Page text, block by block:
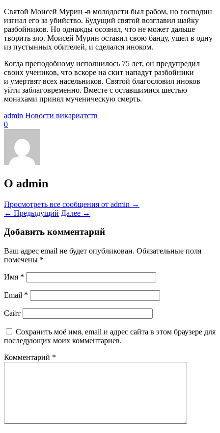
Святой Моисей Мурин -в молодости был рабом, но господин
изгнал его за убийство. Будущий святой возглавил шайку
разбойников. Но однажды осознал, что не может дальше
творить зло. Моисей Мурин оставил свою банду, ушел в одну
из пустынных обителей, и сделался иноком.
Когда преподобному исполнилось 75 лет, он предупредил
своих учеников, что вскоре на скит нападут разбойники
и умертвят всех насельников. Святой благословил иноков
уйти заблаговременно. Вместе с оставшимися шестью
монахами принял мученическую смерть.
admin Новости викариатств
0
О admin
Просмотреть все сообщения от admin →
← Предыдущий Далее →
Добавить комментарий
Ваш адрес email не будет опубликован. Обязательные поля
помечены *
Имя *
Email *
Сайт
Сохранить моё имя, email и адрес сайта в этом браузере для
последующих моих комментариев.
Комментарий *